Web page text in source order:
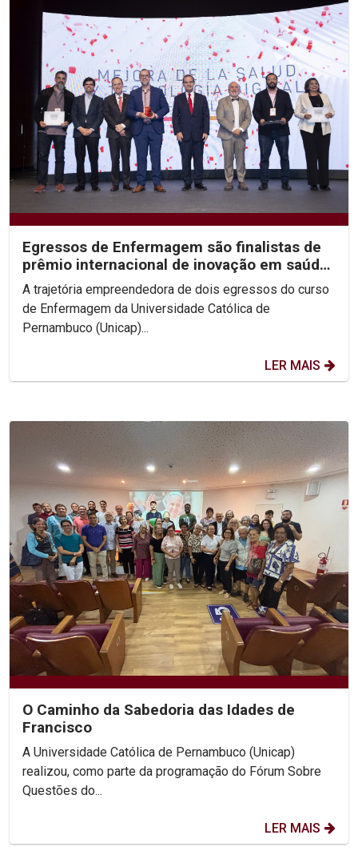
Egressos de Enfermagem são finalistas de
prêmio internacional de inovação em saúde
digital
A trajetória empreendedora de dois egressos do curso
de Enfermagem da Universidade Católica de
Pernambuco (Unicap)...
LER MAIS
O Caminho da Sabedoria das Idades de
Francisco
A Universidade Católica de Pernambuco (Unicap)
realizou, como parte da programação do Fórum Sobre
Questões do...
LER MAIS